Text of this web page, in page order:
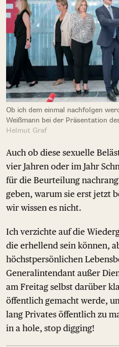
Ob ich dem einmal nachfolgen
Weißmann bei der Präsentation
Helmut Graf
Auch ob diese sexuelle
vier Jahren oder im Jahr
für die Beurteilung
geben, warum sie erst jetzt
wir wissen es nicht.
Ich verzichte auf die
die erhellend sein können,
höchstpersönlichen
Generalintendant außer
am Freitag selbst darüber
öffentlich gemacht werde,
lang Privates öffentlich zu
in a hole, stop digging!